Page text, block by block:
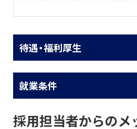
待遇・福利厚生
就業条件
採用担当者からのメ